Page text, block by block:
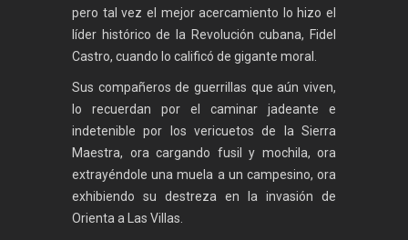
pero tal vez el mejor acercamiento lo hizo el
líder histórico de la Revolución cubana, Fidel
Castro, cuando lo calificó de gigante moral.
Sus compañeros de guerrillas que aún viven,
lo recuerdan por el caminar jadeante e
indetenible por los vericuetos de la Sierra
Maestra, ora cargando fusil y mochila, ora
extrayéndole una muela a un campesino, ora
exhibiendo su destreza en la invasión de
Orienta a Las Villas.